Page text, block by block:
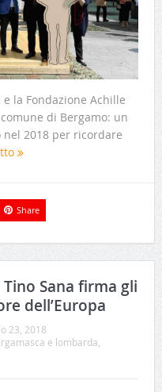
e la Fondazione Achille
di Bergamo: un
2018 per ricordare
Share
Sana firma gli
dell’Europa
23, 2018
e lombarda